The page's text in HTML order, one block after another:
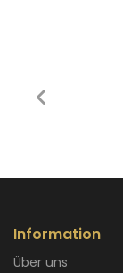
Information
Über uns